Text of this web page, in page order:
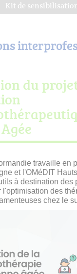
Kit de
du
travaille en
et l'OMéDIT
à destination des
l'optimisation des
chez le